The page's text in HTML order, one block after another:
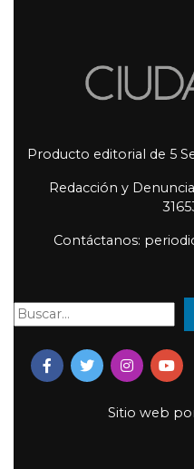
Producto editorial de 5
Redacción y
Contáctanos:
Buscar:
Sitio web